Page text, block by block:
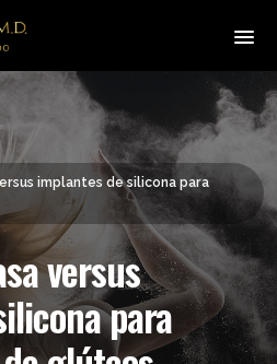
implantes de silicona para
versus
para